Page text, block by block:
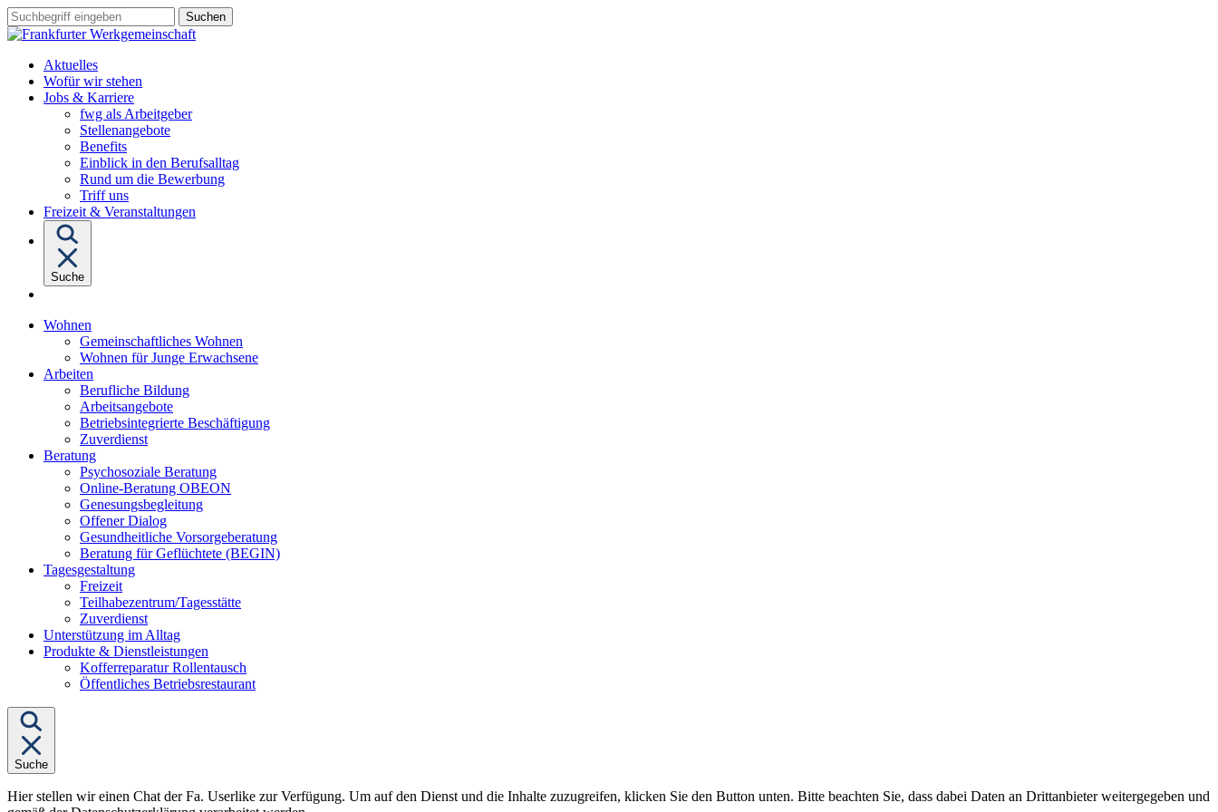
Sprungziel:
Zum
Sprungziel:
Zur
Sprungziel:
Zum
Suchbegriff
eingeben
Aktuelles
Wofür wir stehen
Jobs & KarriereUntermenü
von
"Jobs
&
fwg als Arbeitgeber
Stellenangebote
Benefits
Einblick in den Berufsalltag
Rund um die Bewerbung
Triff uns
Freizeit & Veranstaltungen
Suche
Wohnen
von
"Wohnen"
Gemeinschaftliches Wohnen
Wohnen für Junge Erwachsene
Arbeiten
von
"Arbeiten"
Berufliche Bildung
Arbeitsangebote
Betriebsintegrierte Beschäftigung
Zuverdienst
BeratungUntermenü
von
"Beratung"
Psychosoziale Beratung
Online-Beratung OBEON
Genesungsbegleitung
Offener Dialog
Gesundheitliche Vorsorgeberatung
Beratung für Geflüchtete (BEGIN)
TagesgestaltungUntermenü
"Tagesgestaltung"
Freizeit
Teilhabezentrum/Tagesstätte
Zuverdienst
Unterstützung im Alltag
Produkte & Dienstleistungen
von
"Produkte
&
Kofferreparatur Rollentausch
Öffentliches Betriebsrestaurant
Suche
Hier stellen wir einen Chat der Fa. Userlike zur Verfügung. Um auf den Dienst und die Inhalte zuzugreifen, klicken Sie den Button unten. Bitte beachten Sie, dass dabei Daten an Drittanbieter weitergegeben und